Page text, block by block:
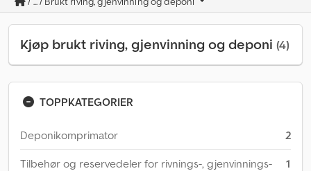
Kjøp brukt riving, gjenvinning og deponi (4)
TOPPKATEGORIER
Deponikomprimator 2
Tilbehør og reservedeler for rivnings-, gjenvinnings-
1